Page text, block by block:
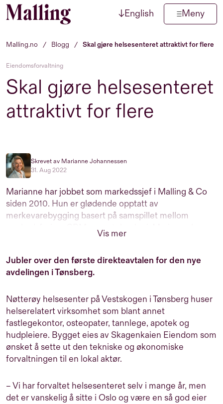
Hopp til innhold ↓English Meny
Malling.no / Blogg / Skal gjøre helsesenteret attraktivt for flere
Eiendomsforvaltning
Skal gjøre helsesenteret
attraktivt for flere
Skrevet av Marianne Johannessen
31. Aug 2022
Marianne har jobbet som markedssjef i Malling & Co
siden 2010. Hun er glødende opptatt av
merkevarebygging basert på samspillet mellom
markedsføring, CRM og ny teknologi. Marianne har
over 25 års erfaring med markedsføring av
og er verdens første kvinnelige metningsdykker. Når
hun ikke tenker på markedsføring, er hun engasjert i
Vis mer
Jubler over den første direkteavtalen for den nye
avdelingen i Tønsberg.
Nøtterøy helsesenter på Vestskogen i Tønsberg huser
helserelatert virksomhet som blant annet
fastlegekontor, osteopater, tannlege, apotek og
hudpleiere. Bygget eies av Skagenkaien Eiendom som
ønsket å sette ut den tekniske og økonomiske
forvaltningen til en lokal aktør.
– Vi har forvaltet helsesenteret selv i mange år, men
det er vanskelig å sitte i Oslo og være en så god eier